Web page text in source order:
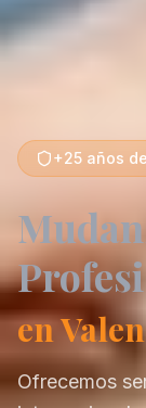
+25 años
en
Ofrecemos